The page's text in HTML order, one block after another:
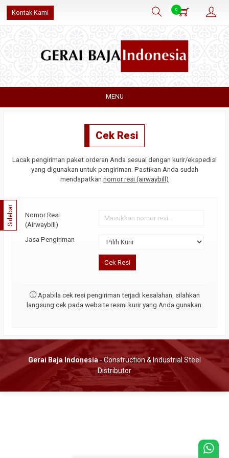
Kontak Kami 0
MENU
Cek Resi
Lacak pengiriman paket orderan Anda sesuai dengan kurir/ekspedisi
yang digunakan untuk pengiriman. Pastikan Anda sudah
mendapatkan nomor resi (airwaybill)
Nomor Resi
(Airwaybill)
Jasa Pengiriman
Cek Resi
Apabila cek resi pengiriman terjadi kesalahan, silahkan
langsung cek pada website resmi kurir yang Anda gunakan.
Sidebar
Gerai Baja Indonesia- Construction & Industrial Steel
Distributor